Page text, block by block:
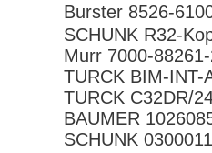
Burster 8526-
SCHUNK R32-
Murr 7000-
TURCK BIM-INT-
TURCK C32DR/
BAUMER
SCHUNK